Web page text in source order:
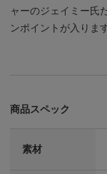
ャーのジェイミー氏
ンポイントが入ります
商品スペック
素材